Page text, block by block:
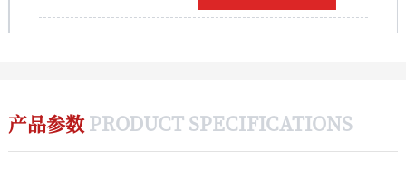
产品参数PRODUCT SPECIFICATIONS